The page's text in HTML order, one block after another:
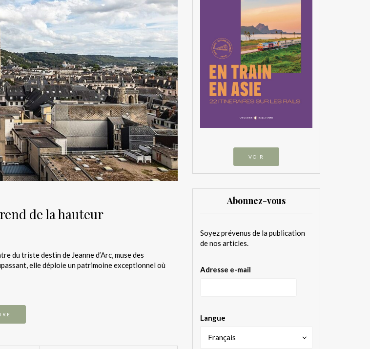
de la hauteur
du triste destin de Jeanne d’Arc, muse des
elle déploie un patrimoine exceptionnel où
VOIR
Abonnez-vous
Soyez prévenus de la publication
de nos articles.
Adresse e-mail
Langue
Français